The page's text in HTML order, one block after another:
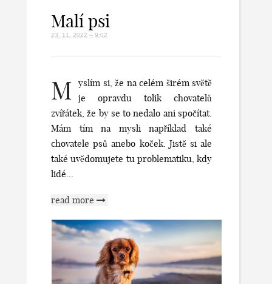
Malí psi
23. 11. 2022 – 9:02
M yslím si, že na celém širém světě
je opravdu tolik chovatelů
zvířátek, že by se to nedalo ani spočítat.
Mám tím na mysli například také
chovatele psů anebo koček. Jistě si ale
také uvědomujete tu problematiku, kdy
lidé...
read more